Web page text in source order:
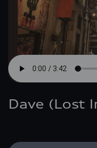
Dave (Lost